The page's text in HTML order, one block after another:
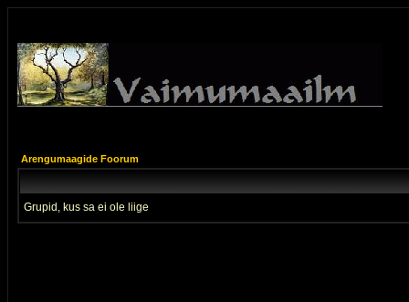
Arengumaagide Foorum
Grupid, kus sa ei ole liige